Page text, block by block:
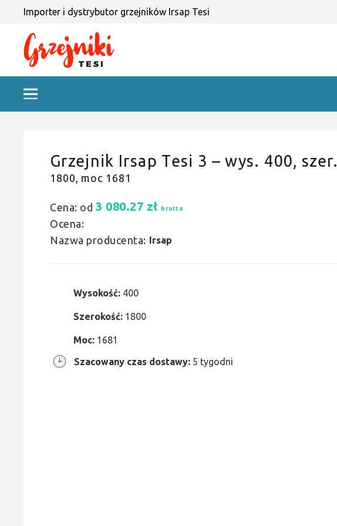
Importer i dystrybutor grzejników Irsap Tesi
Grzejnik Irsap Tesi 3 – wys. 400, szer.
1800, moc 1681
Cena: od 3 080.27 zł brutto
Ocena:
Nazwa producenta: Irsap
Wysokość: 400
Szerokość: 1800
Moc: 1681
Szacowany czas dostawy: 5 tygodni